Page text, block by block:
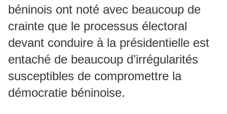
béninois ont noté avec beaucoup de
crainte que le processus électoral
devant conduire à la présidentielle est
entaché de beaucoup d’irrégularités
susceptibles de compromettre la
démocratie béninoise.